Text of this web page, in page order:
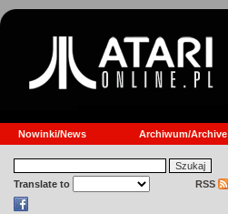
Nowinki/News Archiwum/Archive
Translate to RSS